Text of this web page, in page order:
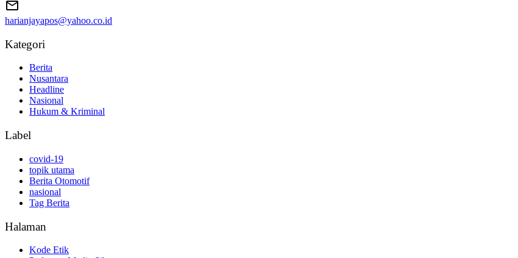
harianjayapos@yahoo.co.id
Kategori
Berita
Nusantara
Headline
Nasional
Hukum & Kriminal
Label
covid-19
topik utama
Berita Otomotif
nasional
Tag Berita
Halaman
Kode Etik